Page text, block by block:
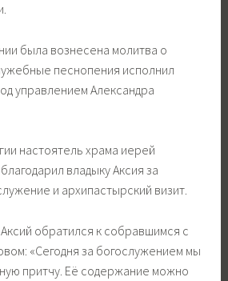
была вознесена молитва о
песнопения исполнил
управлением Александра
настоятель храма иерей
владыку Аксия за
и архипастырский визит.
обратился к собравшимся с
«Сегодня за богослужением мы
притчу. Её содержание можно